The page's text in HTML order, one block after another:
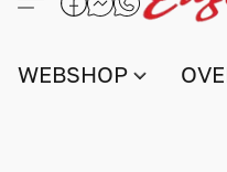
WEBSHOP